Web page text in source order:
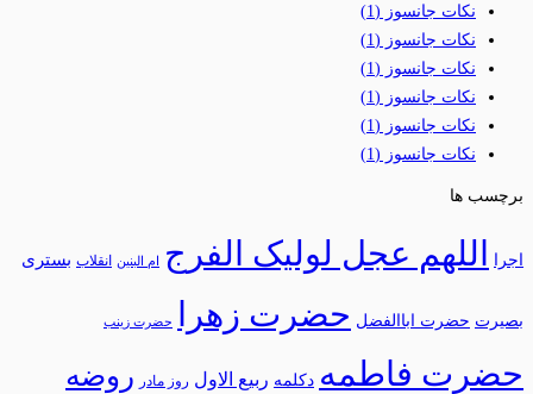
نکات جانسوز (1)
نکات جانسوز (1)
نکات جانسوز (1)
نکات جانسوز (1)
نکات جانسوز (1)
نکات جانسوز (1)
برچسب ها
اجرا اللهم عجل لولیک الفرج ام البنین انقلاب بستری
بصیرت حضرت اباالفضل حضرت زهرا حضرت زینب
حضرت فاطمه دکلمه ربیع الاول روز مادر روضه